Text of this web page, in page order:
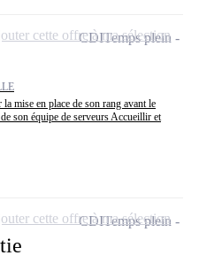
mise en place de son rang avant le
son équipe de serveurs Accueillir et
CDITemps plein
cette offre à ma sélection
CDITemps plein
cette offre à ma sélection